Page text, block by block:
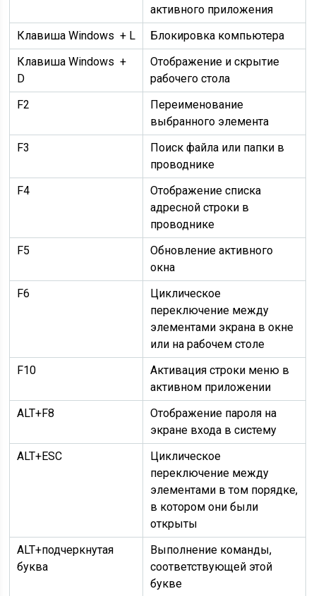
активного приложения
Клавиша Windows + L
Блокировка компьютера
Клавиша Windows +
D
Отображение и скрытие
рабочего стола
F2
Переименование
выбранного элемента
F3
Поиск файла или папки в
проводнике
F4
Отображение списка
адресной строки в
проводнике
F5
Обновление активного
окна
F6
Циклическое
переключение между
элементами экрана в окне
или на рабочем столе
F10
Активация строки меню в
активном приложении
ALT+F8
Отображение пароля на
экране входа в систему
ALT+ESC
Циклическое
переключение между
элементами в том порядке,
в котором они были
открыты
ALT+подчеркнутая
буква
Выполнение команды,
соответствующей этой
букве